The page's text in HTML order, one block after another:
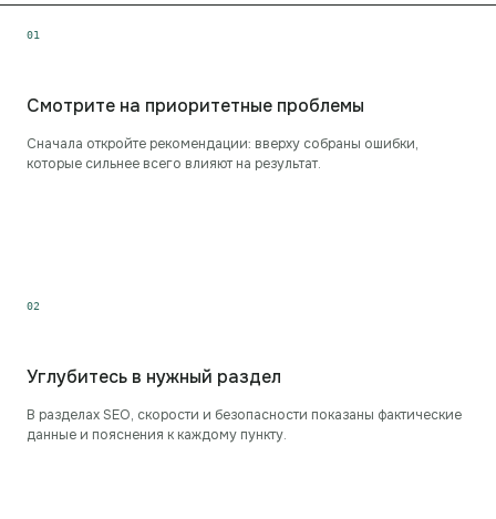
01
Смотрите на приоритетные проблемы
Сначала откройте рекомендации: вверху собраны ошибки,
которые сильнее всего влияют на результат.
02
Углубитесь в нужный раздел
В разделах SEO, скорости и безопасности показаны фактические
данные и пояснения к каждому пункту.